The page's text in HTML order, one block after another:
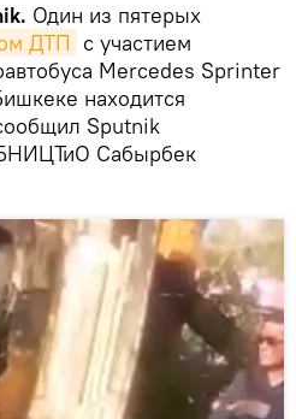
Один из пятерых
ДТП с участием
Mercedes Sprinter
находится
Sputnik
Сабырбек